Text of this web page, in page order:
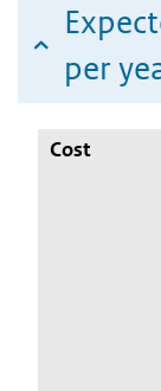
per
Cost